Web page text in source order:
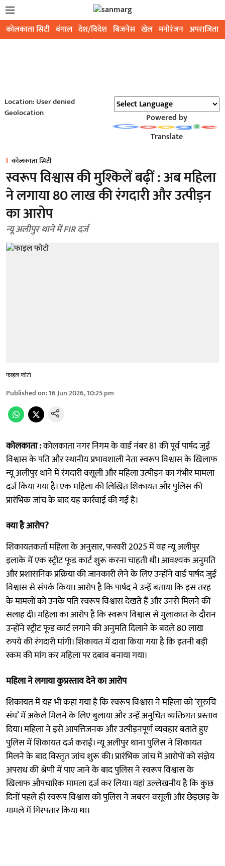
कोलकाता सिटी बंगाल देश/विदेश बिजनेस खेल मनोरंजन अपराजिता
Location: User denied
Geolocation
Powered by
Translate
कोलकाता सिटी
स्वरूप विश्वास की मुश्किलें बढ़ीं : अब महिला
ने लगाया 80 लाख की रंगदारी और उत्पीड़न
का आरोप
न्यू अलीपुर थाने में FIR दर्ज
फाइल फोटो
Published on:16 Jun 2026, 10:25 pm
कोलकाता :कोलकाता नगर निगम के वार्ड नंबर 81 की पूर्व पार्षद जुई
विश्वास के पति और स्थानीय प्रभावशाली नेता स्वरूप विश्वास के खिलाफ
न्यू अलीपुर थाने में रंगदारी वसूली और महिला उत्पीड़न का गंभीर मामला
दर्ज किया गया है। एक महिला की लिखित शिकायत और पुलिस की
प्रारंभिक जांच के बाद यह कार्रवाई की गई है।
क्या है आरोप?
शिकायतकर्ता महिला के अनुसार, फरवरी 2025 में वह न्यू अलीपुर
इलाके में एक स्ट्रीट फूड कार्ट शुरू करना चाहती थी। आवश्यक अनुमति
और प्रशासनिक प्रक्रिया की जानकारी लेने के लिए उन्होंने वार्ड पार्षद जुई
विश्वास से संपर्क किया। आरोप है कि पार्षद ने उन्हें बताया कि इस तरह
के मामलों को उनके पति स्वरूप विश्वास देखते हैं और उनसे मिलने की
सलाह दी। महिला का आरोप है कि स्वरूप विश्वास से मुलाकात के दौरान
उन्होंने स्ट्रीट फूड कार्ट लगाने की अनुमति दिलाने के बदले 80 लाख
रुपये की रंगदारी मांगी। शिकायत में दावा किया गया है कि इतनी बड़ी
रकम की मांग कर महिला पर दबाव बनाया गया।
महिला ने लगाया कुप्रस्ताव देने का आरोप
शिकायत में यह भी कहा गया है कि स्वरूप विश्वास ने महिला को ‘सुरुचि
संघ’ में अकेले मिलने के लिए बुलाया और उन्हें अनुचित व्यक्तिगत प्रस्ताव
दिया। महिला ने इसे आपत्तिजनक और उत्पीड़नपूर्ण व्यवहार बताते हुए
पुलिस में शिकायत दर्ज कराई। न्यू अलीपुर थाना पुलिस ने शिकायत
मिलने के बाद विस्तृत जांच शुरू की। प्रारंभिक जांच में आरोपों को संज्ञेय
अपराध की श्रेणी में पाए जाने के बाद पुलिस ने स्वरूप विश्वास के
खिलाफ औपचारिक मामला दर्ज कर लिया। यहां उल्लेखनीय है कि कुछ
दिनों पहले ही स्वरूप विश्वास को पुलिस ने जबरन वसूली और छेड़छाड़ के
मामले में गिरफ्तार किया था।